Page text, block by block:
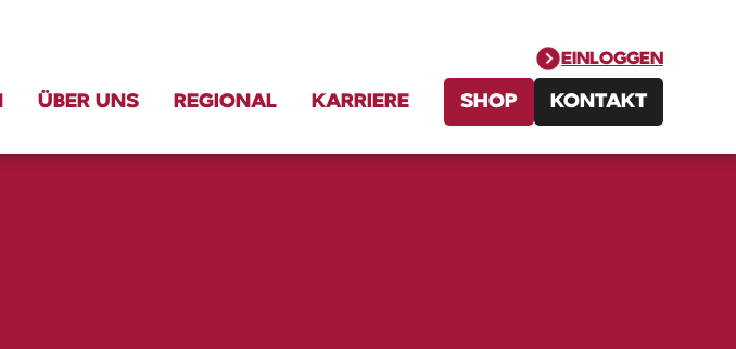
EINLOGGEN
ÜBER UNS REGIONAL KARRIERE SHOP KONTAKT